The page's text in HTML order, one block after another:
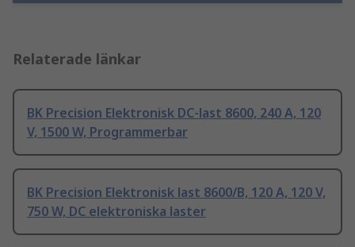
Relaterade länkar
BK Precision Elektronisk DC-last 8600, 240 A, 120
V, 1500 W, Programmerbar
BK Precision Elektronisk last 8600/B, 120 A, 120 V,
750 W, DC elektroniska laster